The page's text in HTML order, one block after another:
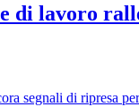
lavoro
segnali di ripresa